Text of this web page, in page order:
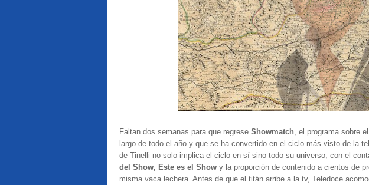
Faltan dos semanas para que regrese Showmatch, el programa sobre
largo de todo el año y que se ha convertido en el ciclo más visto de la
de Tinelli no solo implica el ciclo en sí sino todo su universo, con el
del Show, Este es el Show y la proporción de contenido a cientos de
misma vaca lechera. Antes de que el titán arribe a la tv, Teledoce